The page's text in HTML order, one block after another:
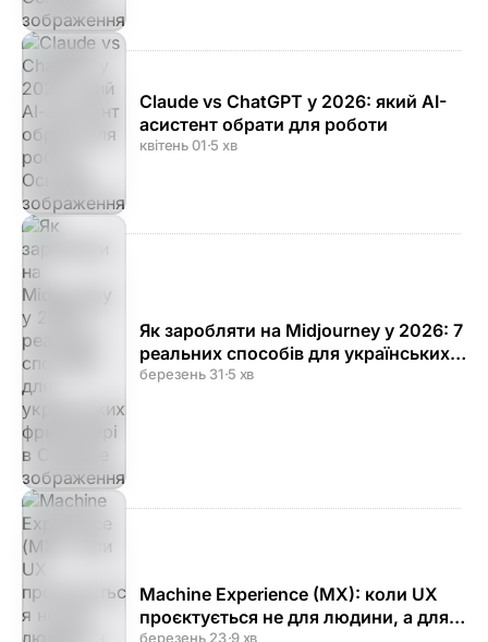
Claude vs ChatGPT у 2026: який AI-
асистент обрати для роботи
квітень 01·5 хв
Як заробляти на Midjourney у 2026: 7
реальних способів для українських
фрилансерів
березень 31·5 хв
Machine Experience (MX): коли UX
проєктується не для людини, а для
березень 23·9 хв